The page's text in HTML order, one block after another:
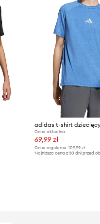
adidas t-shirt
Cena aktualna:
69,99 zł
Cena regularna:109,99 zł
Najniższa cena z 30 dni przed